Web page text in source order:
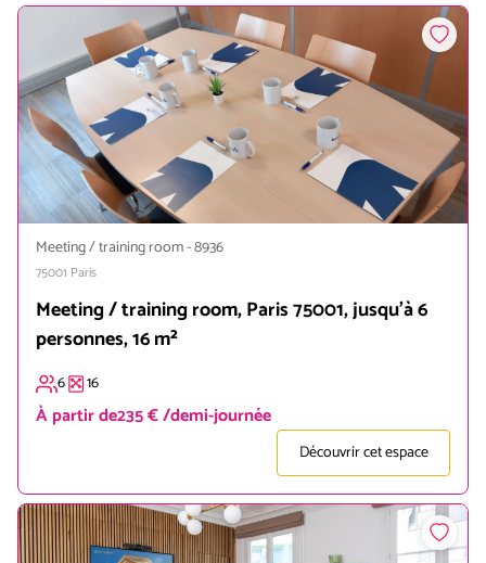
Meeting / training room-8936
75001 Paris
Meeting / training room, Paris 75001, jusqu'à 6
personnes, 16 m²
6 16
À partir de235 € /demi-journée
Découvrir cet espace